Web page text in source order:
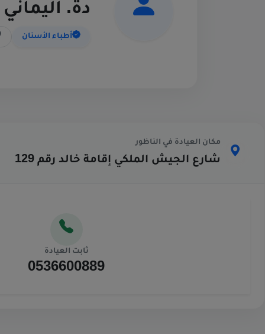
دة.
أطباء الأسنان
مكان العيادة في الناظور
شارع الجيش الملكي إقامة خالد رقم 129
ثابت العيادة
0536600889